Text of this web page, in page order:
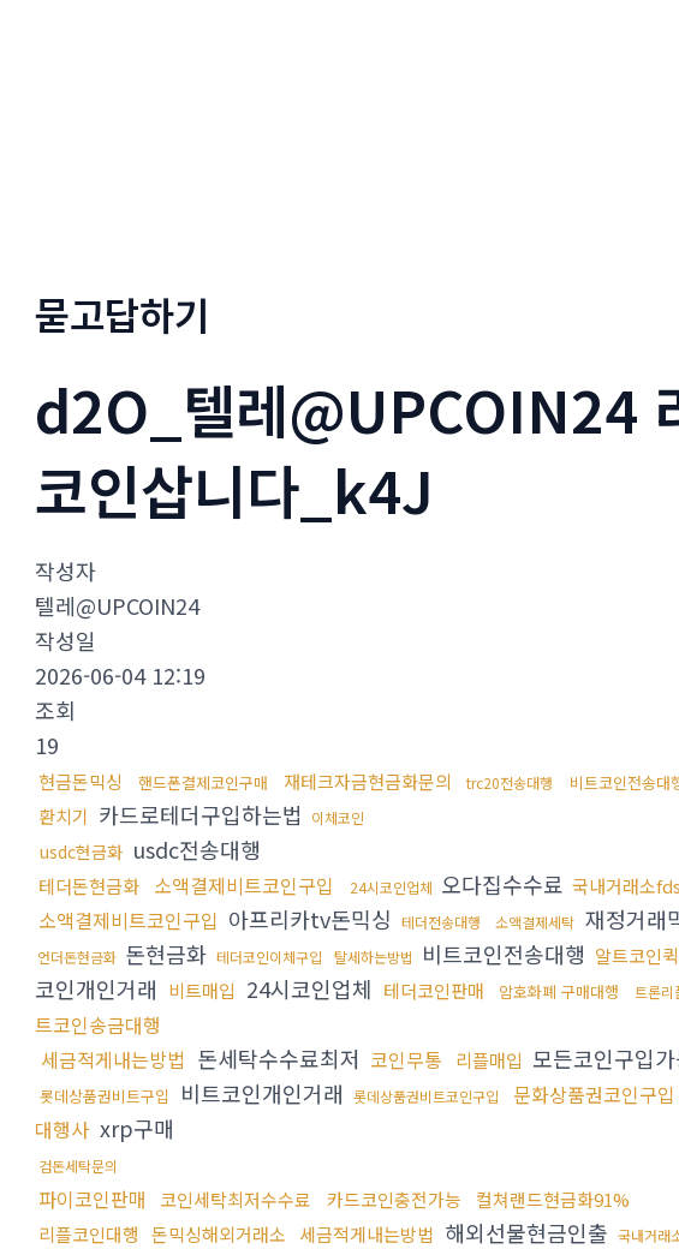
묻고답하기
d2O_텔레@UPCOIN24
코인삽니다_k4J
작성자
텔레@UPCOIN24
작성일
2026-06-04 12:19
조회
19
현금돈믹싱 핸드폰결제코인구매 재테크자금현금화문의 trc20전송대행 비트코인전송대
환치기 카드로테더구입하는법 이체코인
usdc현금화 usdc전송대행
테더돈현금화 소액결제비트코인구입 24시코인업체 오다집수수료 국내거래소
소액결제비트코인구입 아프리카tv돈믹싱 테더전송대행 소액결제세탁 재정거래
언더돈현금화 돈현금화 테더코인이체구입 탈세하는방법 비트코인전송대행 알트코인
코인개인거래 비트매입 24시코인업체 테더코인판매 암호화폐 구매대행 트론리
트코인송금대행
세금적게내는방법 돈세탁수수료최저 코인무통 리플매입 모든코인구입
롯데상품권비트구입 비트코인개인거래 롯데상품권비트코인구입 문화상품권코인구입
대행사 xrp구매
검돈세탁문의
파이코인판매 코인세탁최저수수료 카드코인충전가능
컬쳐랜드현금화91%
리플코인대행 돈믹싱해외거래소 세금적게내는방법 해외선물현금인출 국내거래